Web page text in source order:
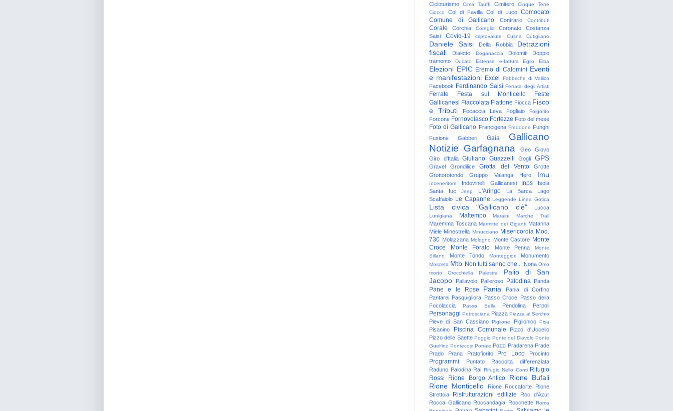
Cicloturismo
Cima Tauffi Cimitero
Cinque Terre
Ciocco
Col di Favilla Col di Luco Comodato
Comune di Gallicano
Contrario Contributi
Corale Corchia Coreglia Coronato
Costanza
Saisi
Covid-19 criptovalute Cusna Cutigliano
Daniele Saisi Della Robbia
Detrazioni
fiscali
Dialetto Doganaccia Dolomiti
Doppio
tramonto
Ducato Estense e-fattura Eglio Elba
Elezioni EPIC Eremo di Calomini Eventi
e manifestazioni Excel Fabbriche di Vallico
Facebook Ferdinando Saisi Ferrata degli Artisti
Ferrate Festa sul Monticello
Feste
Gallicanesi Fiaccolata Fiattone Fiocca Fisco
e Tributi
Focaccia Leva Fogliaio Folgorito
Forcone Fornovolasco Fortezze Foto del mese
Foto di Gallicano Francigena Freddone Funghi
Fusione
Gabberi Gaia
Gallicano
Notizie Garfagnana Geo
Giovo
Giro d'Italia
Giuliano Guazzelli Gogli GPS
Gravel Grondilice Grotta del Vento
Grotte
Grottorotondo
Gruppo Valanga Hero Imu
Inceneritore Indovinelli Gallicanesi Inps
Isola
Santa
Iuc Jeep L'Aringo La Barca
Lago
Scaffaiolo Le Capanne Leggende Linea Gotica
Lista civica "Gallicano c'è" Lucca
Lunigiana Maltempo Maraini Marche Trail
Maremma Toscana Marmitte dei Giganti Matanna
Miele Minestrella Minucciano Misericordia Mod.
730 Molazzana Mologno Monte Castore Monte
Croce
Monte Forato Monte Penna
Monte
Sillano
Monte Tondo Monteggiori Monumento
Mosceta Mtb Non tutti sanno che... Nona Omo
morto
Orecchiella Palestra
Palio di San
Jacopo
Pallavolo Palleroso Palodina Panda
Pane e le Rose Pania
Pania di Corfino
Pantarei Pasquigliora Passo Croce Passo della
Focolaccia
Passo Sella Pendolina Perpoli
Personaggi Petrosciana Piazza Piazza al Serchio
Pieve di San Cassiano Piglione Piglionico Pisa
Pisanino Piscina Comunale
Pizzo d'Uccello
Pizzo delle Saette Poggio Ponte del Diavolo Ponte
Guelfino Pontecosi Porraie Pozzi Pradarena Prade
Prado
Prana Pratofiorito Pro Loco Procinto
Programmi Puntato
Raccolta differenziata
Raduno Palodina Rai Rifugio Nello Conti Rifugio
Rossi
Rione Borgo Antico
Rione Bufali
Rione Monticello
Rione Roccaforte
Rione
Strettoia
Ristrutturazioni edilizie
Roc d'Azur
Rocca Gallicano Roccandagia Rocchette Roma